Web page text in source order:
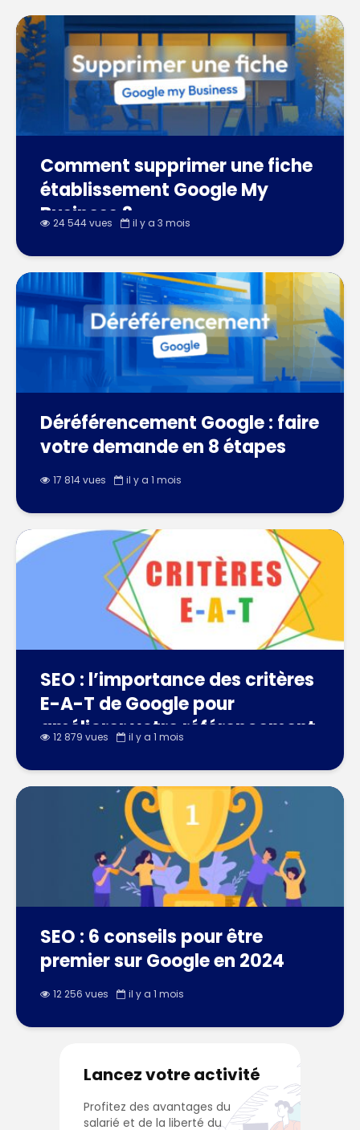
Comment supprimer une fiche
établissement Google My
Business ?
24 544 vues il y a 3 mois
Déréférencement Google : faire
votre demande en 8 étapes
17 814 vues il y a 1 mois
SEO : l’importance des critères
E-A-T de Google pour
améliorer votre référencement
12 879 vues il y a 1 mois
SEO : 6 conseils pour être
premier sur Google en 2024
12 256 vues il y a 1 mois
Lancez votre activité
Profitez des avantages du
salarié et de la liberté du